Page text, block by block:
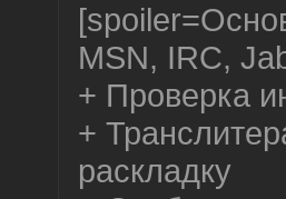
MSN, IRC,
+ Проверка
+
раскладку